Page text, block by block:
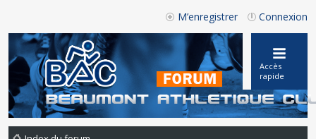
Connexion
M’enregistrer
Accès
rapide